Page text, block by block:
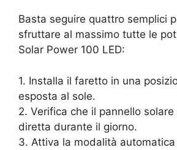
Basta seguire quattro semplici
sfruttare al massimo tutte le
Solar Power 100 LED:
1. Installa il faretto in una
esposta al sole.
2. Verifica che il pannello solare
diretta durante il giorno.
3. Attiva la modalità